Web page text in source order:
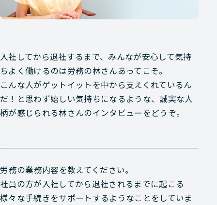
入社してから退社するまで、みんなが安心して気持
ちよく働けるのは労務の林さんあってこそ。
こんな人がゲットイットを中から支えくれているん
だ！と思わず嬉しい気持ちになるような、誠実な人
柄が感じられる林さんのインタビューをどうぞ。
―――労務の業務内容を教えてください。
社員の方が入社してから退社されるまでに起こる
様々な手続きをサポートするようなことをしていま